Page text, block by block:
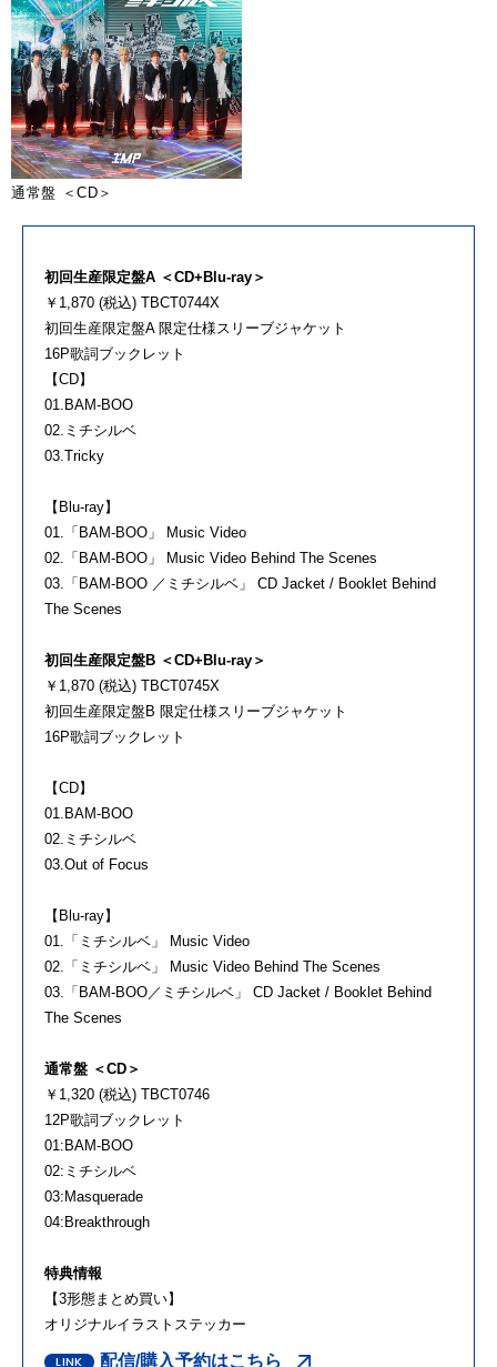
通常盤 ＜CD＞
初回生産限定盤A ＜CD+Blu-ray＞
￥1,870 (税込) TBCT0744X
初回生産限定盤A 限定仕様スリーブジャケット
16P歌詞ブックレット
【CD】
01.BAM-BOO
02.ミチシルベ
03.Tricky
【Blu-ray】
01.「BAM-BOO」 Music Video
02.「BAM-BOO」 Music Video Behind The Scenes
03.「BAM-BOO ／ミチシルベ」 CD Jacket / Booklet Behind
The Scenes
初回生産限定盤B ＜CD+Blu-ray＞
￥1,870 (税込) TBCT0745X
初回生産限定盤B 限定仕様スリーブジャケット
16P歌詞ブックレット
【CD】
01.BAM-BOO
02.ミチシルベ
03.Out of Focus
【Blu-ray】
01.「ミチシルベ」 Music Video
02.「ミチシルベ」 Music Video Behind The Scenes
03.「BAM-BOO／ミチシルベ」 CD Jacket / Booklet Behind
The Scenes
通常盤 ＜CD＞
￥1,320 (税込) TBCT0746
12P歌詞ブックレット
01:BAM-BOO
02:ミチシルベ
03:Masquerade
04:Breakthrough
特典情報
【3形態まとめ買い】
オリジナルイラストステッカー
配信/購入予約はこちら